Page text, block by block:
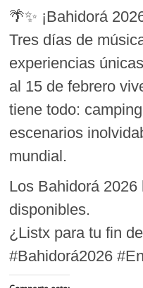
🌴✨ ¡Bahidorá
Tres días de
experiencias
al 15 de febrero
tiene todo:
escenarios
mundial.
Los Bahidorá
disponibles.
¿Listx para tu fin
#Bahidorá2026